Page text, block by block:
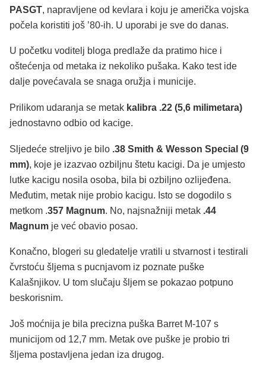
PASGT, napravljene od kevlara i koju je američka vojska
počela koristiti još ’80-ih. U uporabi je sve do danas.
U početku voditelj bloga predlaže da pratimo hice i
oštećenja od metaka iz nekoliko pušaka. Kako test ide
dalje povećavala se snaga oružja i municije.
Prilikom udaranja se metak kalibra .22 (5,6 milimetara)
jednostavno odbio od kacige.
Sljedeće streljivo je bilo .38 Smith & Wesson Special (9
mm), koje je izazvao ozbiljnu štetu kacigi. Da je umjesto
lutke kacigu nosila osoba, bila bi ozbiljno ozlijeđena.
Međutim, metak nije probio kacigu. Isto se dogodilo s
metkom .357 Magnum. No, najsnažniji metak .44
Magnum je već obavio posao.
Konačno, blogeri su gledatelje vratili u stvarnost i testirali
čvrstoću šljema s pucnjavom iz poznate puške
Kalašnjikov. U tom slučaju šljem se pokazao potpuno
beskorisnim.
Još moćnija je bila precizna puška Barret M-107 s
municijom od 12,7 mm. Metak ove puške je probio tri
šljema postavljena jedan iza drugog.